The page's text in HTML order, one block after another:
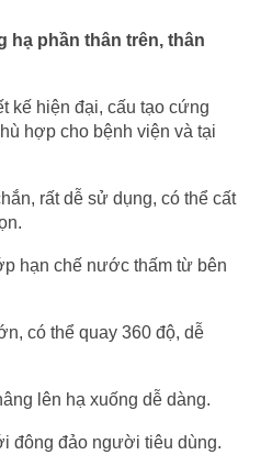
hạ phần thân trên, thân
kế hiện đại, cấu tạo cứng
hợp cho bệnh viện và tại
rất dễ sử dụng, có thể cất
hạn chế nước thấm từ bên
có thể quay 360 độ, dễ
lên hạ xuống dễ dàng.
đông đảo người tiêu dùng.